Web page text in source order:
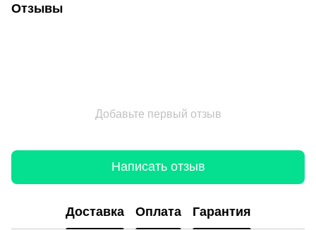
Отзывы
Добавьте первый отзыв
Написать отзыв
Доставка Оплата Гарантия